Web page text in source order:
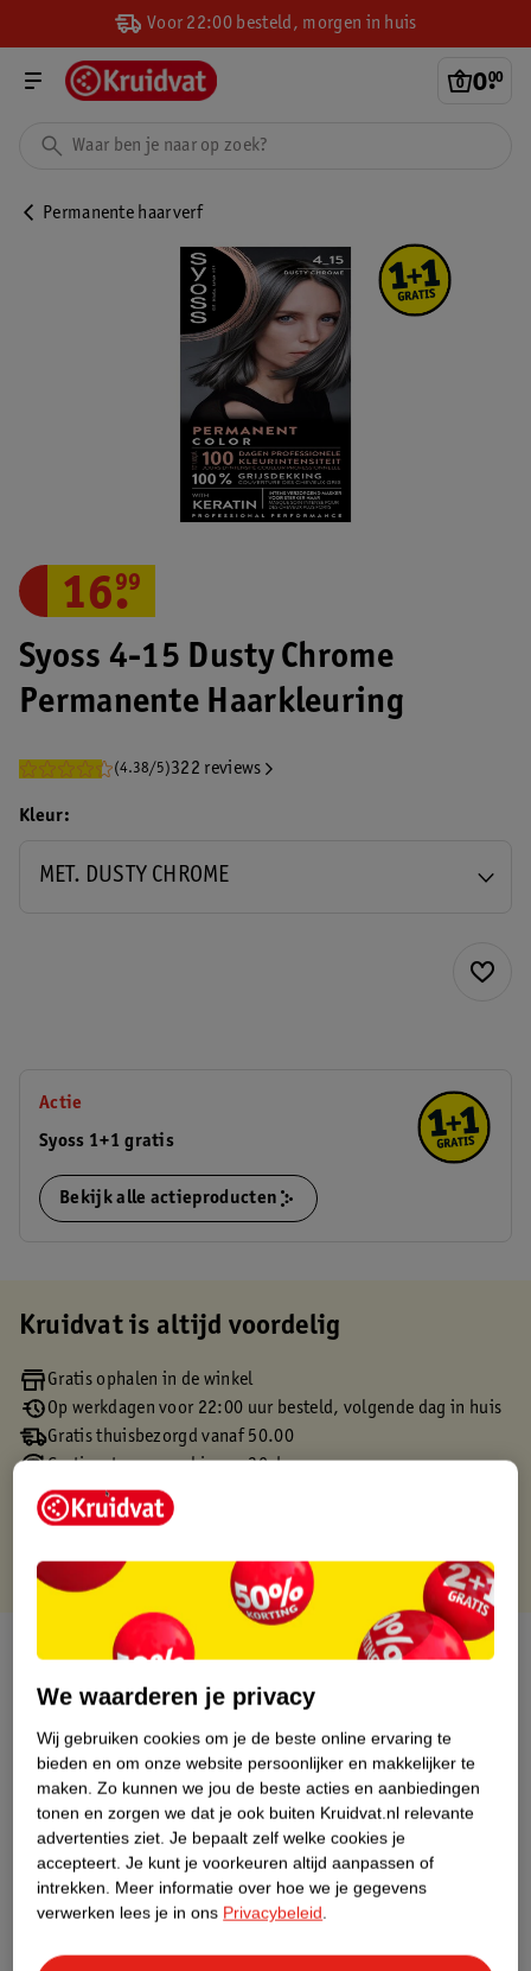
Voor 22:00 besteld, morgen in huis
0.
00
Permanente haarverf
Syoss 4-15 Dusty Chrome
Permanente Haarkleuring
(4.38/5)322 reviews
16.
99
Kleur
MET. DUSTY CHROME
Actie
Syoss 1+1 gratis
Bekijk alle actieproducten
Kruidvat is altijd voordelig
Gratis ophalen in de winkel
Op werkdagen voor 22:00 uur besteld, volgende dag in huis
Gratis thuisbezorgd vanaf 50.00
Gratis retourneren binnen 30 dagen
Gratis punten met je Kruidvat kaart
Over dit product
Productinformatie
Etiketinformatie
Nature Impact Score
Dit product heeft (nog) geen Nature
Impact Score.
We waarderen je privacy
Wij gebruiken cookies om je de beste online ervaring te
bieden en om onze website persoonlijker en makkelijker te
maken. Zo kunnen we jou de beste acties en aanbiedingen
tonen en zorgen we dat je ook buiten Kruidvat.nl relevante
advertenties ziet. Je bepaalt zelf welke cookies je
accepteert. Je kunt je voorkeuren altijd aanpassen of
intrekken. Meer informatie over hoe we je gegevens
verwerken lees je in ons Privacybeleid.